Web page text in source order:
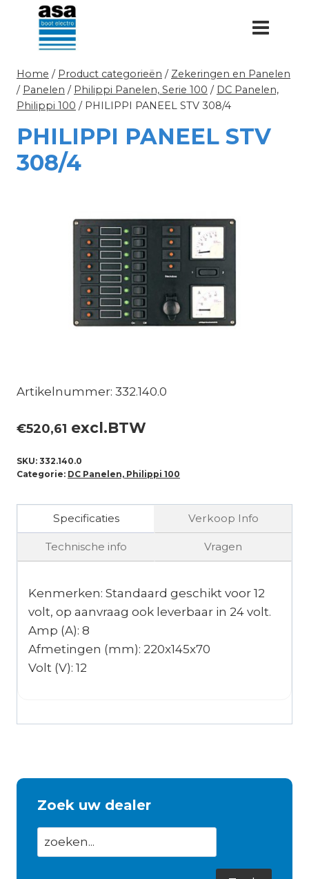
Doorgaan
inhoud
Home / Product categorieën / Zekeringen en Panelen
/ Panelen / Philippi Panelen, Serie 100 / DC Panelen,
Philippi 100 / PHILIPPI PANEEL STV 308/4
PHILIPPI PANEEL STV
308/4
Artikelnummer: 332.140.0
€520,61 excl.BTW
SKU: 332.140.0
Categorie: DC Panelen, Philippi 100
Specificaties Verkoop Info
Technische info Vragen
Kenmerken: Standaard geschikt voor 12
volt, op aanvraag ook leverbaar in 24 volt.
Amp (A): 8
Afmetingen (mm): 220x145x70
Volt (V): 12
Zoek uw dealer